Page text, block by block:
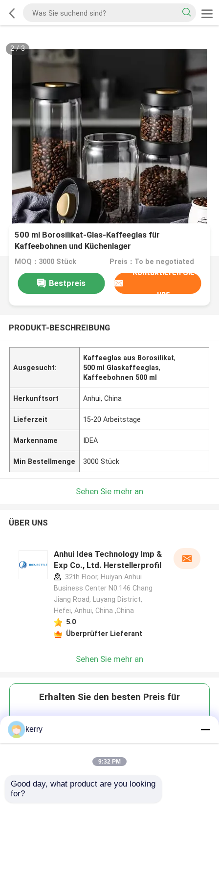
2/3
500 ml Borosilikat-Glas-Kaffeeglas für
Kaffeebohnen und Küchenlager
MOQ：3000 Stück Preis：To be negotiated
Bestpreis
Kontaktieren Sie
uns
PRODUKT-BESCHREIBUNG
Ausgesucht:
Kaffeeglas aus Borosilikat,
500 ml Glaskaffeeglas,
Kaffeebohnen 500 ml
Herkunftsort Anhui, China
Lieferzeit 15-20 Arbeitstage
Markenname IDEA
Min Bestellmenge 3000 Stück
Sehen Sie mehr an
ÜBER UNS
Anhui Idea Technology Imp &
Exp Co., Ltd. Herstellerprofil
32th Floor, Huiyan Anhui
Business Center N0.146 Chang
Jiang Road, Luyang District,
Hefei, Anhui, China ,China
5.0
Überprüfter Lieferant
Sehen Sie mehr an
Erhalten Sie den besten Preis für
kerry
9:32 PM
Good day, what product are you looking
for?